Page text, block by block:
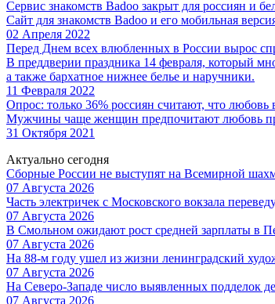
Сервис знакомств Badoo закрыт для россиян и
Сайт для знакомств Badoo и его мобильная
02 Апреля 2022
Перед Днем всех влюбленных в России вырос
В преддверии праздника 14 февраля, который
а также бархатное нижнее белье и наручники.
11 Февраля 2022
Опрос: только 36% россиян считают, что любовь
Мужчины чаще женщин предпочитают любовь
31 Октября 2021
Актуально сегодня
Сборные России не выступят на Всемирной
07 Августа 2026
Часть электричек с Московского вокзала
07 Августа 2026
В Смольном ожидают рост средней зарплаты в
07 Августа 2026
На 88-м году ушел из жизни ленинградский
07 Августа 2026
На Северо-Западе число выявленных подделок
07 Августа 2026